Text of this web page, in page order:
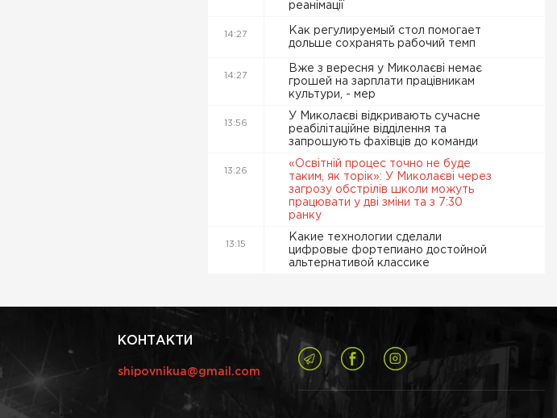
реанімації
14:27
Как регулируемый стол помогает
дольше сохранять рабочий темп
14:27
Вже з вересня у Миколаєві немає
грошей на зарплати працівникам
культури, - мер
13:56
У Миколаєві відкривають сучасне
реабілітаційне відділення та
запрошують фахівців до команди
13:26
«Освітній процес точно не буде
таким, як торік»: У Миколаєві через
загрозу обстрілів школи можуть
працювати у дві зміни та з 7:30
ранку
13:15
Какие технологии сделали
цифровые фортепиано достойной
альтернативой классике
КОНТАКТИ
shipovnikua@gmail.com